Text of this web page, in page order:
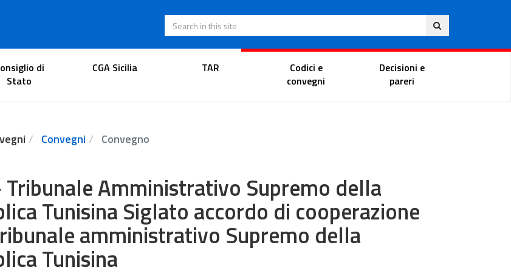
Eng
Search in this site
Lawyer's portal Magistrate Portal
di
Stato
CGA Sicilia TAR
Codici e
convegni
Decisioni e
pareri
Convegni Convegno
Tribunale Amministrativo Supremo della
Tunisina Siglato accordo di cooperazione
amministrativo Supremo della
Tunisina